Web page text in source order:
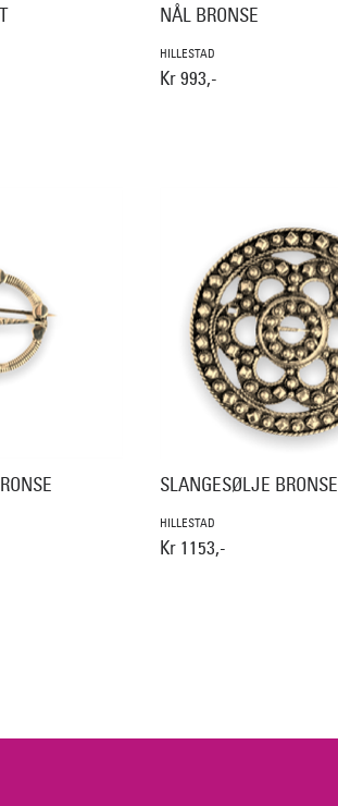
NÅL BRONSE
HILLESTAD
Kr 993,-
SLANGESØLJE BRONSE
HILLESTAD
Kr 1153,-